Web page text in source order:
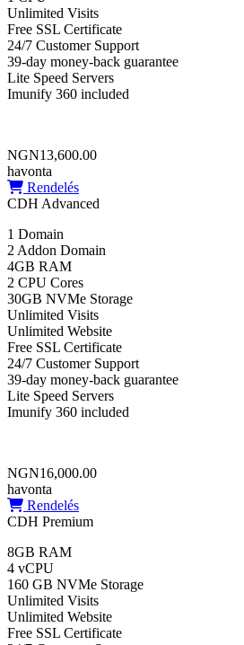
Unlimited Visits
Free SSL Certificate
24/7 Customer Support
39-day money-back guarantee
Lite Speed Servers
Imunify 360 included
NGN13,600.00
havonta
Rendelés
CDH Advanced
1 Domain
2 Addon Domain
4GB RAM
2 CPU Cores
30GB NVMe Storage
Unlimited Visits
Unlimited Website
Free SSL Certificate
24/7 Customer Support
39-day money-back guarantee
Lite Speed Servers
Imunify 360 included
NGN16,000.00
havonta
Rendelés
CDH Premium
8GB RAM
4 vCPU
160 GB NVMe Storage
Unlimited Visits
Unlimited Website
Free SSL Certificate